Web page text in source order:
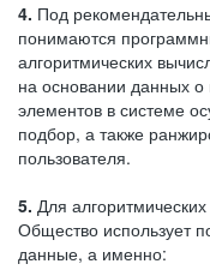
4. Под
понимаются
алгоритмических
на основании данных о
элементов в системе
подбор, а также
пользователя.
5. Для
Общество использует
данные, а именно: